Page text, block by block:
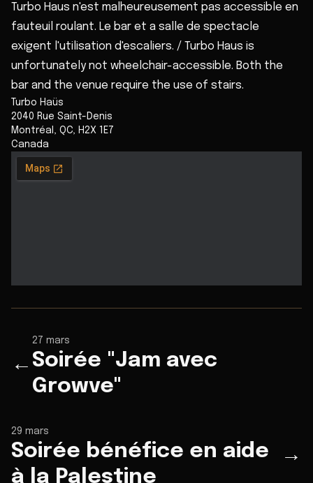
Turbo Haus n'est malheureusement pas accessible en
fauteuil roulant. Le bar et a salle de spectacle
exigent l'utilisation d'escaliers. / Turbo Haus is
unfortunately not wheelchair-accessible. Both the
bar and the venue require the use of stairs.
Turbo Haüs
2040 Rue Saint-Denis
Montréal
QC
H2X 1E7
Canada
←
27 mars
Soirée "Jam avec
Growve"
29 mars
Soirée bénéfice en aide
à la Palestine
→